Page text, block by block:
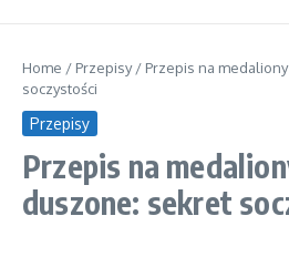
Home / Przepisy/ Przepis na
soczystości
Przepisy
Przepis na
duszone: sekret